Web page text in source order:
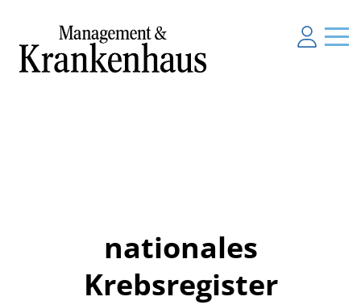
nationales
Krebsregister